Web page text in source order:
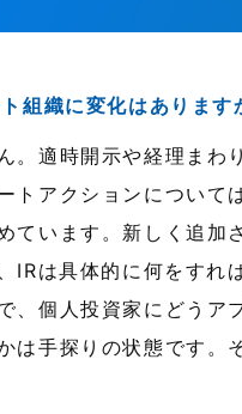
組織に変化はあります
。適時開示や経理ま
トアクションについ
ています。新しく追
IRは具体的に何をす
、個人投資家にどう
は手探りの状態です。